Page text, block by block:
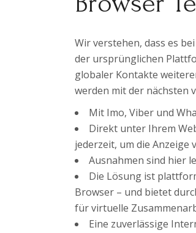
Wir verstehen, dass es
der ursprünglichen
globaler Kontakte
werden mit der nächsten
Mit Imo, Viber und
Direkt unter Ihrem
jederzeit, um die Anzeige
Ausnahmen sind hier
Die Lösung ist
Browser – und bietet
für virtuelle
Eine zuverlässige